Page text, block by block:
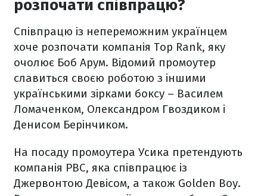
розпочати співпрацю?
Співпрацю із непереможним українцем
хоче розпочати компанія Top Rank, яку
очолює Боб Арум. Відомий промоутер
славиться своєю роботою з іншими
українськими зірками боксу – Василем
Ломаченком, Олександром Гвоздиком і
Денисом Берінчиком.
На посаду промоутера Усика претендують
компанія PBC, яка співпрацює із
Джервонтою Девісом, а також Golden Boy.